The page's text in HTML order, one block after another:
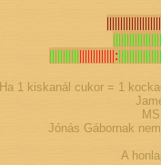
||||||||||||||||||||||||:
Ha 1 kiskanál cukor = 1
Jónás Gábornak
A